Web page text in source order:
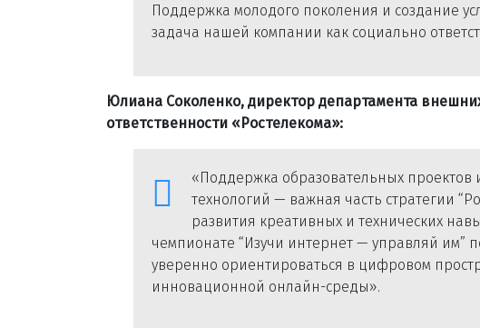
Поддержка молодого поколения и создание
задача нашей компании как социально
Юлиана Соколенко, директор департамента
ответственности «Ростелекома»:
«Поддержка образовательных
технологий — важная часть стратегии
развития креативных и технических
чемпионате “Изучи интернет — управляй им”
уверенно ориентироваться в цифровом
инновационной онлайн-среды».